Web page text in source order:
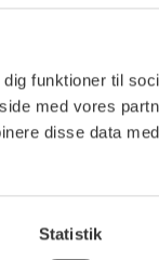
funktioner til
med vores
disse data
Statistik